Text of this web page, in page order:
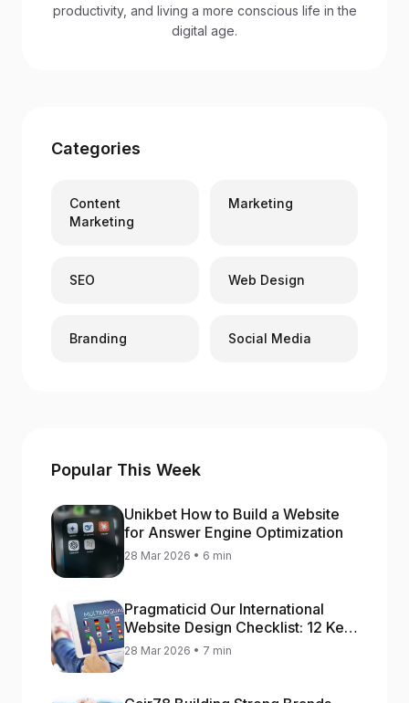
productivity, and living a more conscious life in the
digital age.
Categories
Content
Marketing
Marketing
SEO Web Design
Branding Social Media
Popular This Week
Unikbet How to Build a Website
for Answer Engine Optimization
28 Mar 2026 • 6 min
Pragmaticid Our International
Website Design Checklist: 12 Key
Stages
28 Mar 2026 • 7 min